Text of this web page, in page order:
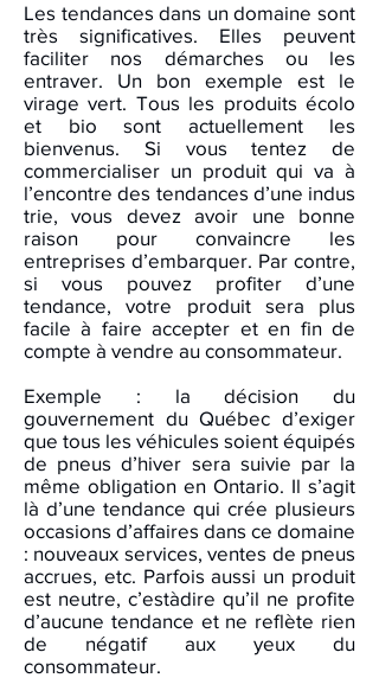
Les tendances dans un domaine sont
très significatives. Elles peuvent
faciliter nos démarches ou les
entraver. Un bon exemple est le
virage vert. Tous les produits écolo
et bio sont actuellement les
bienvenus. Si vous tentez de
commercialiser un produit qui va à
l’encontre des tendances d’une indus
trie, vous devez avoir une bonne
raison pour convaincre les
entreprises d’embarquer. Par contre,
si vous pouvez profiter d’une
tendance, votre produit sera plus
facile à faire accepter et en fin de
compte à vendre au consommateur.
Exemple : la décision du
gouvernement du Québec d’exiger
que tous les véhicules soient équipés
de pneus d’hiver sera suivie par la
même obligation en Ontario. Il s’agit
là d’une tendance qui crée plusieurs
occasions d’affaires dans ce domaine
: nouveaux services, ventes de pneus
accrues, etc. Parfois aussi un produit
est neutre, c’estàdire qu’il ne profite
d’aucune tendance et ne reflète rien
de négatif aux yeux du
consommateur.